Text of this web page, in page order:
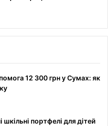
12 300 грн у Сумах: як
шкільні портфелі для дітей